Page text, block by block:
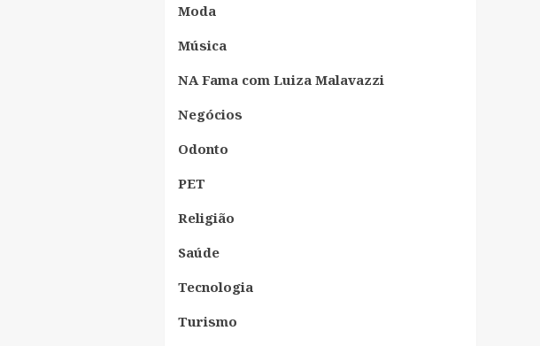
Moda
Música
NA Fama com Luiza Malavazzi
Negócios
Odonto
PET
Religião
Saúde
Tecnologia
Turismo